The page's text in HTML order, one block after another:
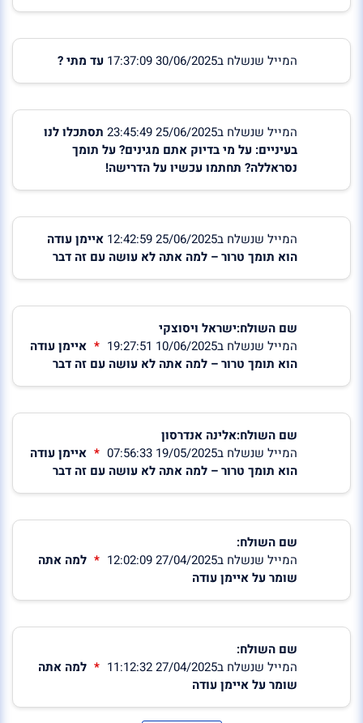
המייל שנשלח ב30/06/2025 17:37:09 עד מתי ?
המייל שנשלח ב25/06/2025 23:45:49
תסתכלו לנו
בעיניים: על מי בדיוק אתם מגינים? על תומך
נסראללה? תחתמו עכשיו על הדרישה!
המייל שנשלח ב25/06/2025 12:42:59
איימן עודה
הוא תומך טרור – למה אתה לא עושה עם זה דבר
שם השולח:ישראל ויסוצקי
המייל שנשלח ב10/06/2025 19:27:51
איימן עודה
הוא תומך טרור – למה אתה לא עושה עם זה דבר
שם השולח:אלינה אנדרסון
המייל שנשלח ב19/05/2025 07:56:33
איימן עודה
הוא תומך טרור – למה אתה לא עושה עם זה דבר
שם השולח:
המייל שנשלח ב27/04/2025 12:02:09
למה אתה
שומר על איימן עודה
שם השולח:
המייל שנשלח ב27/04/2025 11:12:32
למה אתה
שומר על איימן עודה